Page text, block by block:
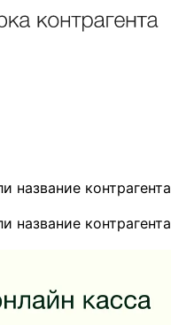
контрагента
контрагента